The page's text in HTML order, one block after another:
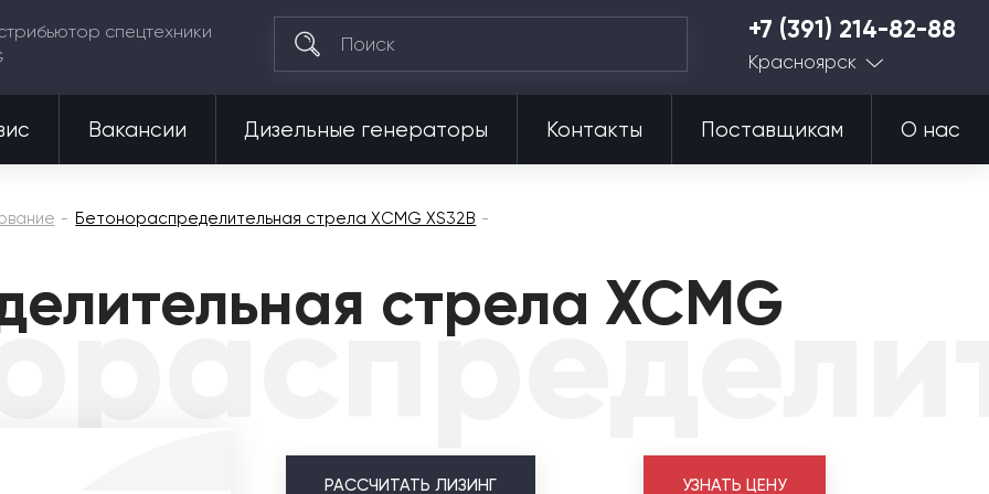
спецтехники
+7 (391) 214-82-88
Красноярск
Вакансии Дизельные генераторы Контакты Поставщикам О нас
Бетонораспределительная стрела XCMG XS32B
стрела XCMG
РАССЧИТАТЬ ЛИЗИНГ УЗНАТЬ ЦЕНУ